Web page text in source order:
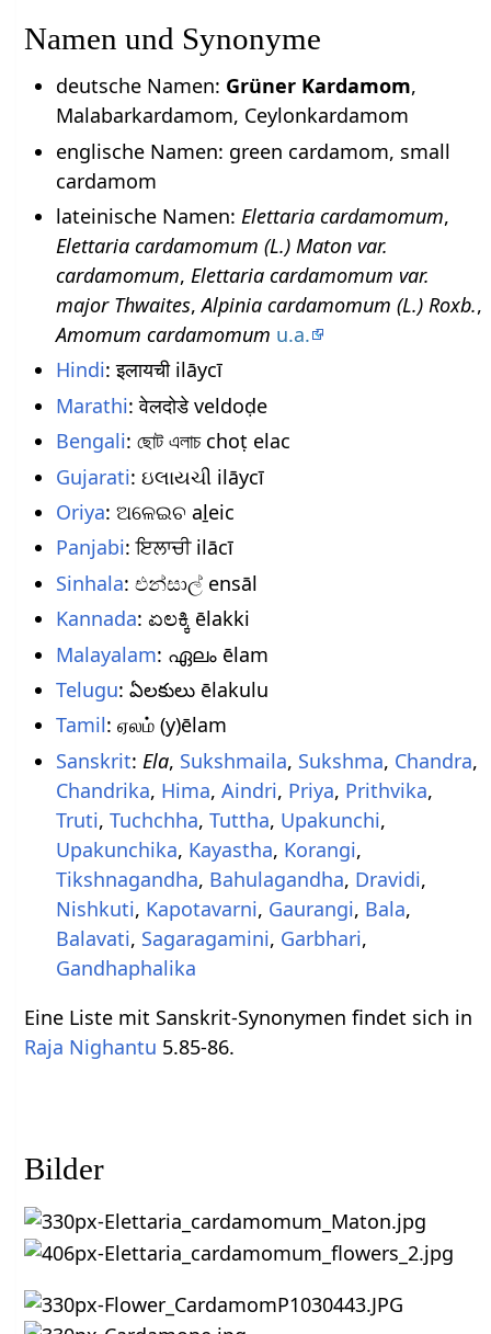
Namen und Synonyme
deutsche Namen: Grüner Kardamom,
Malabarkardamom, Ceylonkardamom
englische Namen: green cardamom, small
cardamom
lateinische Namen: Elettaria cardamomum,
Elettaria cardamomum (L.) Maton var.
cardamomum, Elettaria cardamomum var.
major Thwaites,Alpinia cardamomum (L.) Roxb.,
Amomum cardamomum u.a.
Hindi: इलायची ilāycī
Marathi: वेलदोडे veldoḍe
Bengali: ছোট এলাচ choṭ elac
Gujarati: ઇલાયચી ilāycī
Oriya: ଅଳେଇଚ aḻeic
Panjabi: ਇਲਾਚੀ ilācī
Sinhala: එන්සාල් ensāl
Kannada: ಏಲಕ್ಕಿ ēlakki
Malayalam: ഏലം ēlam
Telugu: ఏలకులు ēlakulu
Tamil: ஏலம் (y)ēlam
Sanskrit: Ela, Sukshmaila, Sukshma, Chandra,
Chandrika, Hima, Aindri, Priya, Prithvika,
Truti, Tuchchha, Tuttha, Upakunchi,
Upakunchika, Kayastha, Korangi,
Tikshnagandha, Bahulagandha, Dravidi,
Nishkuti, Kapotavarni, Gaurangi, Bala,
Balavati, Sagaragamini, Garbhari,
Gandhaphalika
Eine Liste mit Sanskrit-Synonymen findet sich in
Raja Nighantu 5.85-86.
Bilder